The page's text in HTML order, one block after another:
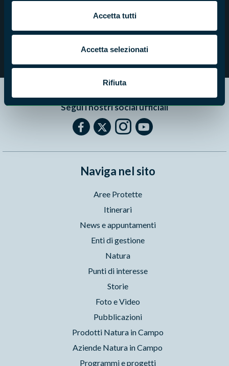
Accetta tutti
Accetta selezionati
Rifiuta
Gabi e la sughera
Segui i nostri social ufficiali
Naviga nel sito
Aree Protette
Itinerari
News e appuntamenti
Enti di gestione
Natura
Punti di interesse
Storie
Foto e Video
Pubblicazioni
Prodotti Natura in Campo
Aziende Natura in Campo
Programmi e progetti